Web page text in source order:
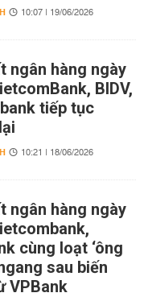
10:07 | 19/06/2026
ngân hàng ngày
BIDV,
tiếp tục
10:21 | 18/06/2026
ngân hàng ngày
cùng loạt ‘ông
sau biến
VPBank